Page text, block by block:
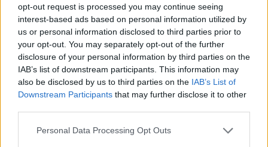
opt-out request is processed you may continue seeing
interest-based ads based on personal information utilized by
us or personal information disclosed to third parties prior to
your opt-out. You may separately opt-out of the further
disclosure of your personal information by third parties on the
IAB’s list of downstream participants. This information may
also be disclosed by us to third parties on the IAB’s List of
Downstream Participants that may further disclose it to other
Personal Data Processing Opt Outs